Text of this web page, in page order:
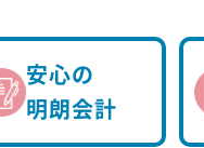
安心の
明朗会計